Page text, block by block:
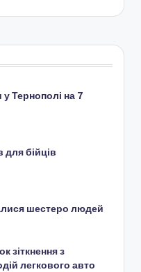
Тернополі на 7
бійців
шестеро людей
зіткнення з
легкового авто